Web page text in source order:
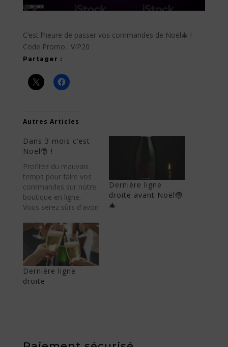
C’est l’heure de passer vos commandes de Noël🎄 !
Code Promo : VIP20
Partager :
Autres Articles
Dans 3 mois c’est
Noël🎅 !
Profitez du mauvais
temps pour faire vos
commandes sur notre
boutique en ligne.
Vous serez sûrs d'avoir
bouteilles de
Champagne pour les
fêtes de fin d'année 🥳
Nous restons ouverts
et notre caveau de
dégustation
Dernière ligne
droite avant Noël🤶
🎄
Dernière ligne
droite